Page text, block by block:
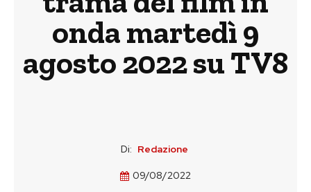
onda martedì 9
agosto 2022 su TV8
Di: Redazione
09/08/2022